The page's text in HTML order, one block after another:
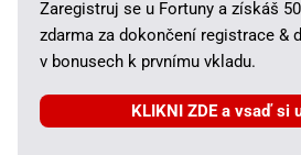
Zaregistruj se u Fortuny a získáš
zdarma za dokončení registrace &
v bonusech k prvnímu vkladu.
KLIKNI ZDE a vsaď si